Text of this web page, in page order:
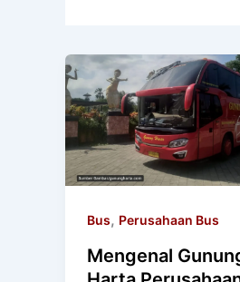
Bus, Perusahaan Bus
Mengenal